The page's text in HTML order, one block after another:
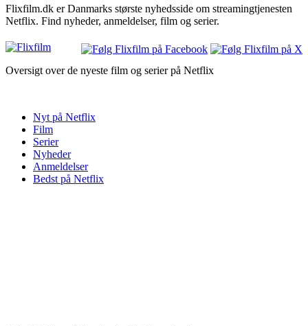
Flixfilm.dk er Danmarks største nyhedsside om streamingtjenesten
Netflix. Find nyheder, anmeldelser, film og serier.
Oversigt over de nyeste film og serier på Netflix
Nyt på Netflix
Film
Serier
Nyheder
Anmeldelser
Bedst på Netflix